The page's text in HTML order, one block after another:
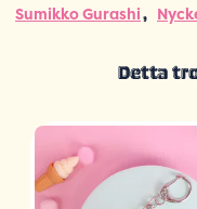
Sumikko Gurashi
Detta